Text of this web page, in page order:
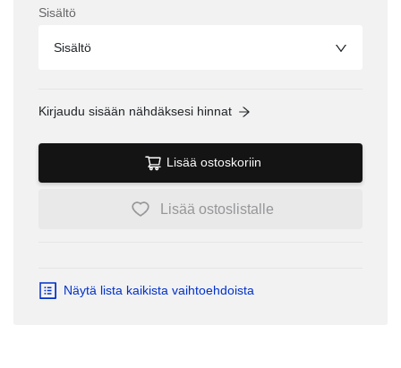
Sisältö
Sisältö
Kirjaudu sisään nähdäksesi hinnat
Lisää ostoskoriin
Lisää ostoslistalle
Näytä lista kaikista vaihtoehdoista